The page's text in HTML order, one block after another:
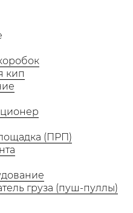
кип
(ПРП)
груза (пуш-пуллы)